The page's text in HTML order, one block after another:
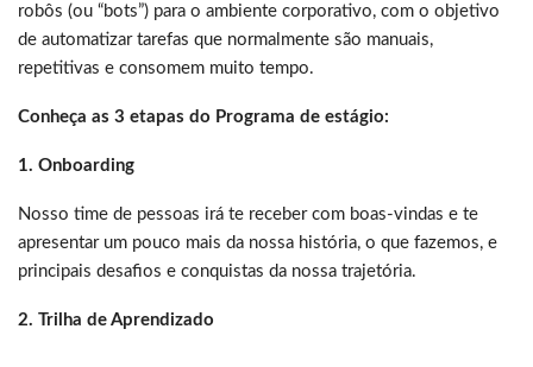
robôs (ou “bots”) para o ambiente corporativo, com o objetivo
de automatizar tarefas que normalmente são manuais,
repetitivas e consomem muito tempo.
Conheça as 3 etapas do Programa de estágio:
1. Onboarding
Nosso time de pessoas irá te receber com boas-vindas e te
apresentar um pouco mais da nossa história, o que fazemos, e
principais desafios e conquistas da nossa trajetória.
2. Trilha de Aprendizado